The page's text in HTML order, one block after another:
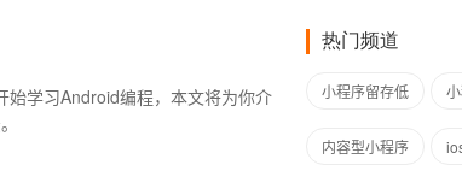
学习Android编程，本文将为你介
热门频道
小程序留存低
内容型小程序